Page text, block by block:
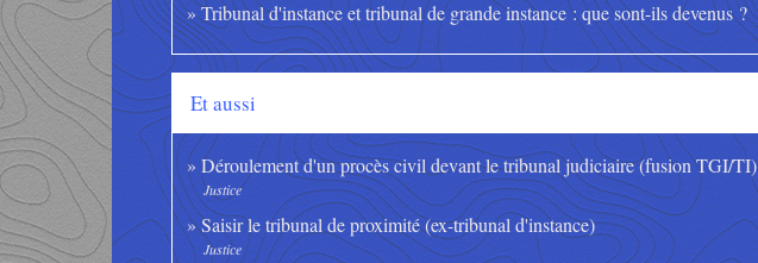
Tribunal d'instance et tribunal de grande instance : que sont-ils devenus ?
Et aussi
Déroulement d'un procès civil devant le tribunal judiciaire (fusion TGI/TI)
Justice
Saisir le tribunal de proximité (ex-tribunal d'instance)
Justice